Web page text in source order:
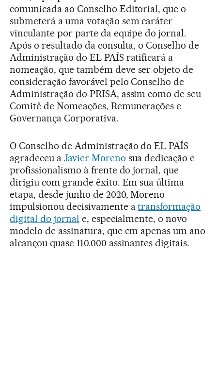
comunicada ao Conselho Editorial, que o
submeterá a uma votação sem caráter
vinculante por parte da equipe do jornal.
Após o resultado da consulta, o Conselho de
Administração do EL PAÍS ratificará a
nomeação, que também deve ser objeto de
consideração favorável pelo Conselho de
Administração do PRISA, assim como de seu
Comitê de Nomeações, Remunerações e
Governança Corporativa.
O Conselho de Administração do EL PAÍS
agradeceu a Javier Moreno sua dedicação e
profissionalismo à frente do jornal, que
dirigiu com grande êxito. Em sua última
etapa, desde junho de 2020, Moreno
impulsionou decisivamente atransformação
digital do jornal e, especialmente, o novo
modelo de assinatura, que em apenas um ano
alcançou quase 110.000 assinantes digitais.